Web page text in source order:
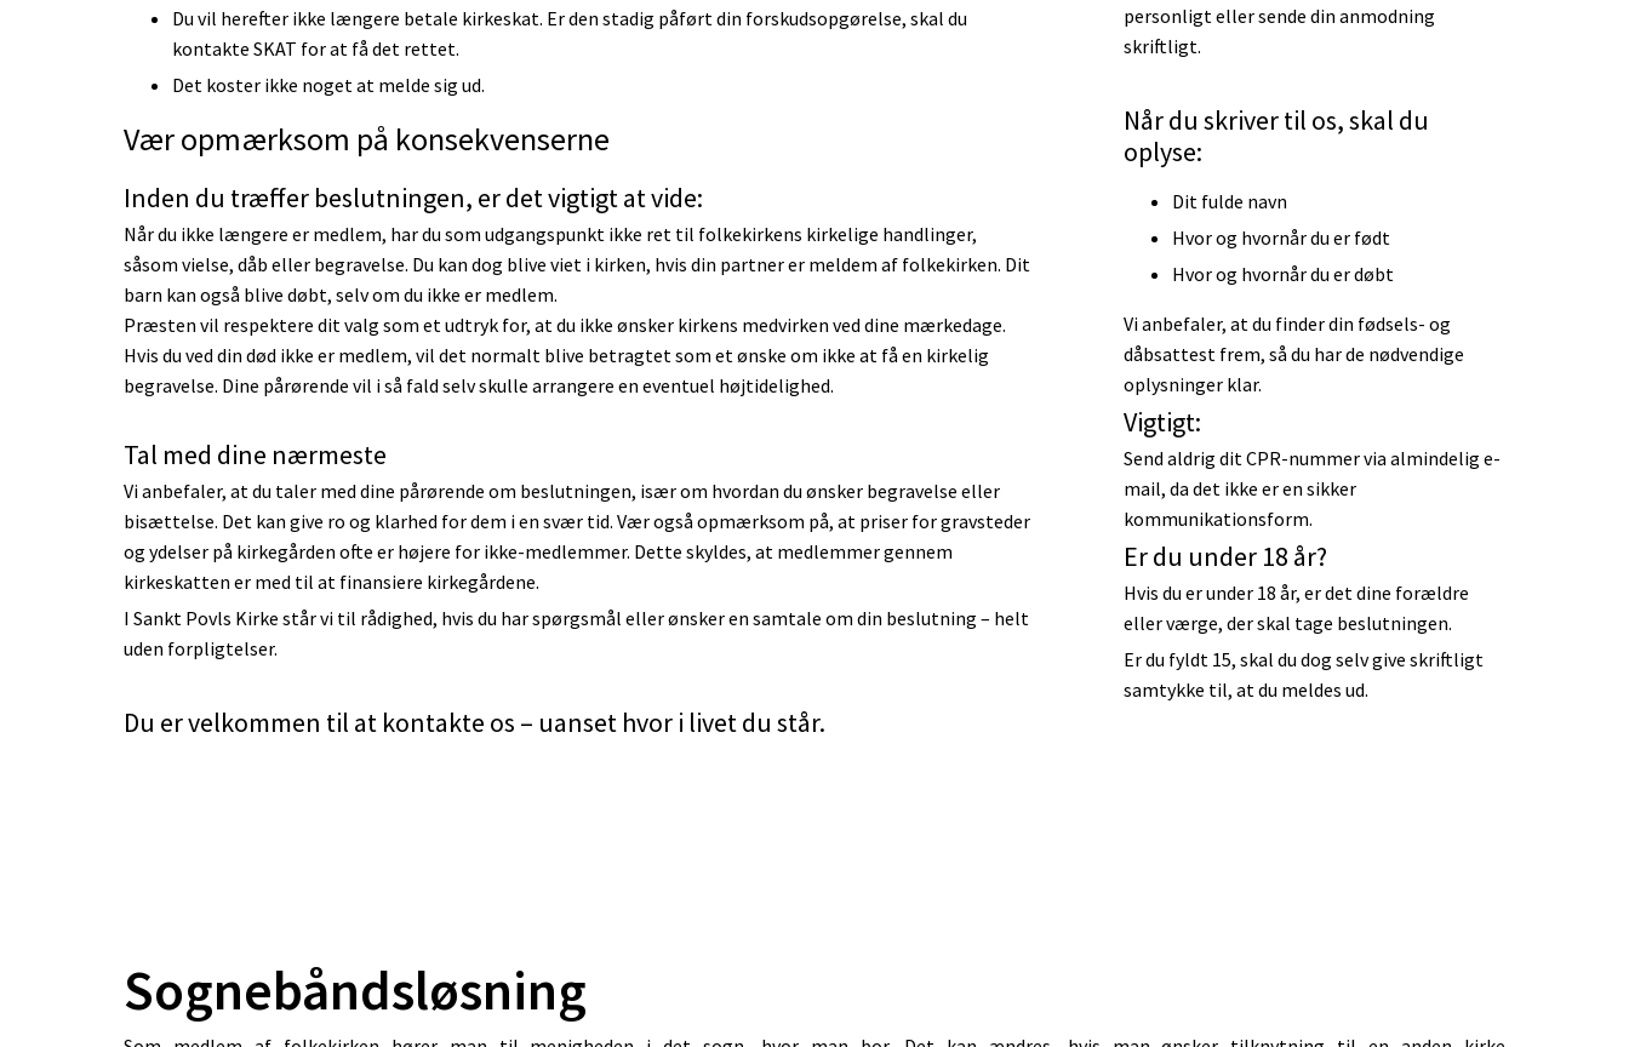
Du vil herefter ikke længere betale kirkeskat. Er den stadig påført din forskudsopgørelse, skal du
kontakte SKAT for at få det rettet.
Det koster ikke noget at melde sig ud.
Vær opmærksom på konsekvenserne
Inden du træffer beslutningen, er det vigtigt at vide:
Når du ikke længere er medlem, har du som udgangspunkt ikke ret til folkekirkens kirkelige handlinger,
såsom vielse, dåb eller begravelse. Du kan dog blive viet i kirken, hvis din partner er meldem af folkekirken. Dit
barn kan også blive døbt, selv om du ikke er medlem.
Præsten vil respektere dit valg som et udtryk for, at du ikke ønsker kirkens medvirken ved dine mærkedage.
Hvis du ved din død ikke er medlem, vil det normalt blive betragtet som et ønske om ikke at få en kirkelig
begravelse. Dine pårørende vil i så fald selv skulle arrangere en eventuel højtidelighed.
Tal med dine nærmeste
Vi anbefaler, at du taler med dine pårørende om beslutningen, især om hvordan du ønsker begravelse eller
bisættelse. Det kan give ro og klarhed for dem i en svær tid. Vær også opmærksom på, at priser for gravsteder
og ydelser på kirkegården ofte er højere for ikke-medlemmer. Dette skyldes, at medlemmer gennem
kirkeskatten er med til at finansiere kirkegårdene.
I Sankt Povls Kirke står vi til rådighed, hvis du har spørgsmål eller ønsker en samtale om din beslutning – helt
uden forpligtelser.
Du er velkommen til at kontakte os – uanset hvor i livet du står.
personligt eller sende din anmodning
skriftligt.
Når du skriver til os, skal du
oplyse:
Dit fulde navn
Hvor og hvornår du er født
Hvor og hvornår du er døbt
Vi anbefaler, at du finder din fødsels- og
dåbsattest frem, så du har de nødvendige
oplysninger klar.
Vigtigt:
Send aldrig dit CPR-nummer via almindelig e-
mail, da det ikke er en sikker
kommunikationsform.
Er du under 18 år?
Hvis du er under 18 år, er det dine forældre
eller værge, der skal tage beslutningen.
Er du fyldt 15, skal du dog selv give skriftligt
samtykke til, at du meldes ud.
Sognebåndsløsning